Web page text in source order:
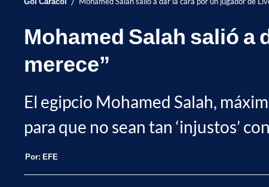
Mohamed Salah salió a
merece”
El egipcio Mohamed Salah,
para que no sean tan ‘injustos’
Por: EFE